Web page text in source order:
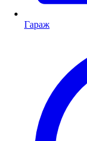
Гараж